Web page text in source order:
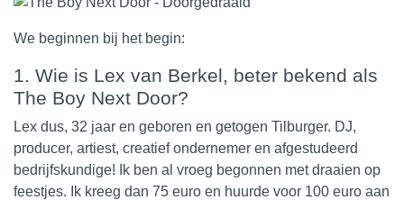
We beginnen bij het begin:
1.⁠ ⁠Wie is Lex van Berkel, beter bekend als
The Boy Next Door?
Lex dus, 32 jaar en geboren en getogen Tilburger. DJ,
producer, artiest, creatief ondernemer en afgestudeerd
bedrijfskundige! Ik ben al vroeg begonnen metdraaien op
feestjes. Ik kreeg dan 75 euro en huurde voor 100 euro aan